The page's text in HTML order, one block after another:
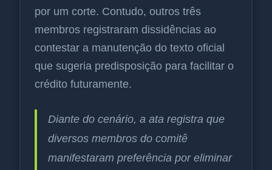
por um corte. Contudo, outros três
membros registraram dissidências ao
contestar a manutenção do texto oficial
que sugeria predisposição para facilitar o
crédito futuramente.
Diante do cenário, a ata registra que
diversos membros do comitê
manifestaram preferência por eliminar